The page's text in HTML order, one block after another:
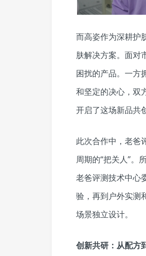
而高姿作为深耕护
肤解决方案。面对
困扰的产品。一方
和坚定的决心，双
开启了这场新品共
此次合作中，老爸
周期的“把关人”。
老爸评测技术中心
验，再到户外实测
场景独立设计。
创新共研：从配方